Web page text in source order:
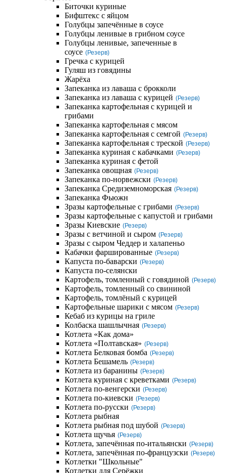
Биточки куриные
Бифштекс с яйцом
Голубцы запечённые в соусе
Голубцы ленивые в грибном соусе
Голубцы ленивые, запеченные в
соусе (Резерв)
Гречка с курицей
Гуляш из говядины
Жарёха
Запеканка из лаваша с брокколи
Запеканка из лаваша с курицей (Резерв)
Запеканка картофельная с курицей и
грибами
Запеканка картофельная с мясом
Запеканка картофельная с семгой (Резерв)
Запеканка картофельная с треской (Резерв)
Запеканка куриная с кабачками (Резерв)
Запеканка куриная с фетой
Запеканка овощная (Резерв)
Запеканка по-норвежски (Резерв)
Запеканка Средиземноморская (Резерв)
Запеканка Фьюжн
Зразы картофельные с грибами (Резерв)
Зразы картофельные с капустой и грибами
Зразы Киевские (Резерв)
Зразы с ветчиной и сыром (Резерв)
Зразы с сыром Чеддер и халапеньо
Кабачки фаршированные (Резерв)
Капуста по-баварски (Резерв)
Капуста по-селянски
Картофель, томленный с говядиной (Резерв)
Картофель, томленный со свининой
Картофель, томлёный с курицей
Картофельные шарики с мясом (Резерв)
Кебаб из курицы на гриле
Колбаска шашлычная (Резерв)
Котлета «Как дома»
Котлета «Полтавская» (Резерв)
Котлета Белковая бомба (Резерв)
Котлета Бешамель (Резерв)
Котлета из баранины (Резерв)
Котлета куриная с креветками (Резерв)
Котлета по-венгерски (Резерв)
Котлета по-киевски (Резерв)
Котлета по-русски (Резерв)
Котлета рыбная
Котлета рыбная под шубой (Резерв)
Котлета щучья (Резерв)
Котлета, запечённая по-итальянски (Резерв)
Котлета, запечённая по-французски (Резерв)
Котлетки "Школьные"
Котлетки для Серёжки